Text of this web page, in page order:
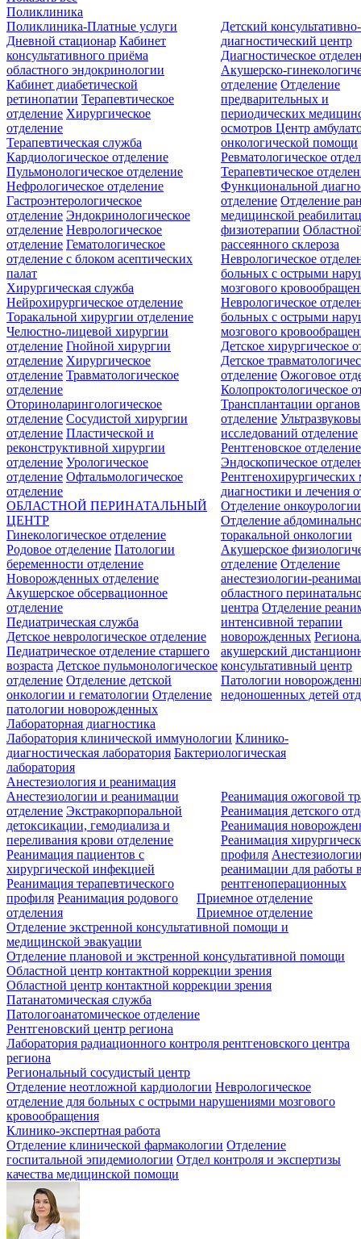
Поликлиника
Поликлиника-Платные услуги
Дневной стационар Кабинет
консультативного приёма
областного эндокринологии
Кабинет диабетической
ретинопатии Терапевтическое
отделение Хирургическое
отделение
Детский консультативно-
диагностический центр
Диагностическое
Акушерско-
отделение Отделение
предварительных и
периодических
осмотровЦентр
онкологической помощи
Терапевтическая служба
Кардиологическое отделение
Пульмонологическое отделение
Нефрологическое отделение
Гастроэнтерологическое
отделение Эндокринологическое
отделение Неврологическое
отделение Гематологическое
отделение c блоком асептических
палат
Ревматологическое
Терапевтическое
Функциональной
отделение Отделение
медицинской
физиотерапии
рассеянного склероза
Неврологическое
больных с острыми
мозгового
Неврологическое
больных с острыми
мозгового
Хирургическая служба
Нейрохирургическое отделение
Торакальной хирургии отделение
Челюстно-лицевой хирургии
отделение Гнойной хирургии
отделение Хирургическое
отделение Травматологическое
отделение
Оториноларингологическое
отделение Сосудистой хирургии
отделение Пластической и
реконструктивной хирургии
отделение Урологическое
отделение Офтальмологическое
отделение
Детское хирургическое
Детское
отделение Ожоговое
Колопроктологическое
Трансплантации органов
отделение
исследований отделение
Рентгеновское отделение
Эндоскопическое
Рентгенохирургических
диагностики и лечения
Отделение онкоурологии
Отделение
торакальной онкологии
ОБЛАСТНОЙ ПЕРИНАТАЛЬНЫЙ
ЦЕНТР
Гинекологическое отделение
Родовое отделение Патологии
беременности отделение
Новорожденных отделение
Акушерское обсервационное
отделение
Акушерское
отделение Отделение
анестезиологии-
областного
центра Отделение
интенсивной терапии
новорожденных
акушерский
консультативный центр
Патологии
недоношенных детей
Педиатрическая служба
Детское неврологическое отделение
Педиатрическое отделение старшего
возраста Детское пульмонологическое
отделение Отделение детской
онкологии и гематологии Отделение
патологии новорожденных
Лабораторная диагностика
Лаборатория клинической иммунологии Клинико-
диагностическая лаборатория Бактериологическая
лаборатория
Анестезиология и реанимация
Анестезиологии и реанимации
отделение Экстракорпоральной
детоксикации, гемодиализа и
переливания крови отделение
Реанимация пациентов с
хирургической инфекцией
Реанимация терапевтического
профиля Реанимация родового
отделения
Реанимация ожоговой
Реанимация детского
Реанимация
Реанимация
профиля
реанимации для работы
рентгеноперационных
Приемное отделение
Приемное отделение
Отделение экстренной консультативной помощи и
медицинской эвакуации
Отделение плановой и экстренной консультативной помощи
Областной центр контактной коррекции зрения
Областной центр контактной коррекции зрения
Патанатомическая служба
Патологоанатомическое отделение
Рентгеновский центр региона
Лаборатория радиационного контроля рентгеновского центра
региона
Региональный сосудистый центр
Отделение неотложной кардиологии Неврологическое
отделение для больных с острыми нарушениями мозгового
кровообращения
Клинико-экспертная работа
Отделение клинической фармакологии Отделение
госпитальной эпидемиологии Отдел контроля и экспертизы
качества медицинской помощи